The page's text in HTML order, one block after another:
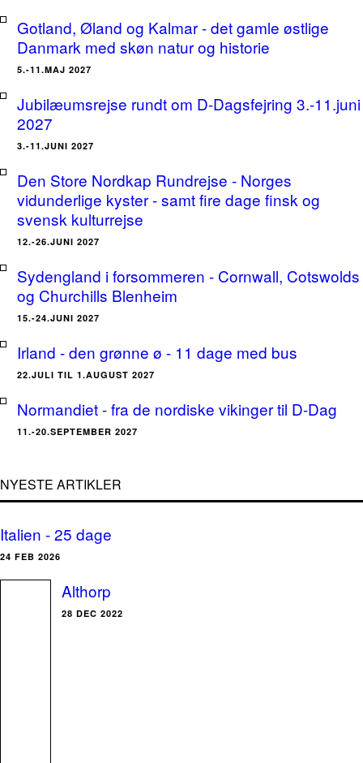
Gotland, Øland og Kalmar - det gamle østlige
Danmark med skøn natur og historie
5.-11.MAJ 2027
Jubilæumsrejse rundt om D-Dagsfejring 3.-11.juni
2027
3.-11.JUNI 2027
Den Store Nordkap Rundrejse - Norges
vidunderlige kyster - samt fire dage finsk og
svensk kulturrejse
12.-26.JUNI 2027
Sydengland i forsommeren - Cornwall, Cotswolds
og Churchills Blenheim
15.-24.JUNI 2027
Irland - den grønne ø - 11 dage med bus
22.JULI TIL 1.AUGUST 2027
Normandiet - fra de nordiske vikinger til D-Dag
11.-20.SEPTEMBER 2027
NYESTE ARTIKLER
Italien - 25 dage
24 FEB 2026
Althorp
28 DEC 2022